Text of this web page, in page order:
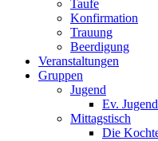
Taufe
Konfirmation
Trauung
Beerdigung
Veranstaltungen
Gruppen
Jugend
Ev.
Mittagstisch
Die